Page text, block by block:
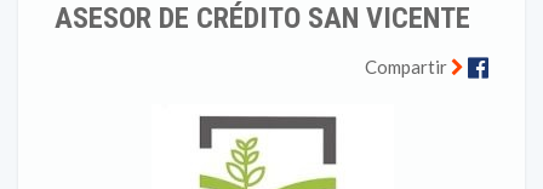
ASESOR DE CRÉDITO SAN VICENTE
Compartir